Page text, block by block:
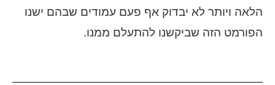
הלאה ויותר לא יבדוק אף פעם עמודים שבהם ישנו
הפורמט הזה שביקשנו להתעלם ממנו.